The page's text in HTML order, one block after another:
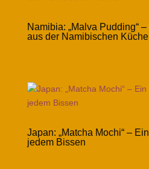
Namibia: „Malva Pudding“
aus der Namibischen Küche
Japan: „Matcha Mochi“ –
jedem Bissen